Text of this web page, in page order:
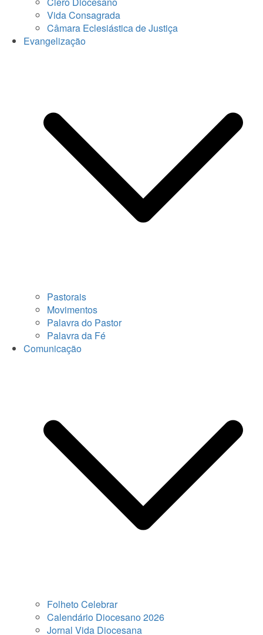
Vida Consagrada
Câmara Eclesiástica de Justiça
Evangelização
Pastorais
Movimentos
Palavra do Pastor
Palavra da Fé
Comunicação
Folheto Celebrar
Calendário Diocesano 2026
Jornal Vida Diocesana